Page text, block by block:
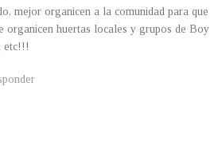
mejor organicen a la comunidad para que
organicen huertas locales y grupos de Boy
etc!!!